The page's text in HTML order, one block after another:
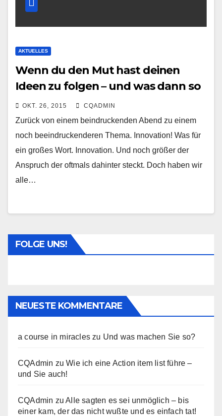
AKTUELLES
Wenn du den Mut hast deinen
Ideen zu folgen – und was dann so
alles passiert!
OKT. 26, 2015 CQADMIN
Zurück von einem beindruckenden Abend zu einem
noch beeindruckenderen Thema. Innovation! Was für
ein großes Wort. Innovation. Und noch größer der
Anspruch der oftmals dahinter steckt. Doch haben wir
alle…
FOLGE UNS!
NEUESTE KOMMENTARE
a course in miracles zu Und was machen Sie so?
CQAdmin zuWie ich eine Action item list führe –
und Sie auch!
CQAdmin zuAlle sagten es sei unmöglich – bis
einer kam, der das nicht wußte und es einfach tat!